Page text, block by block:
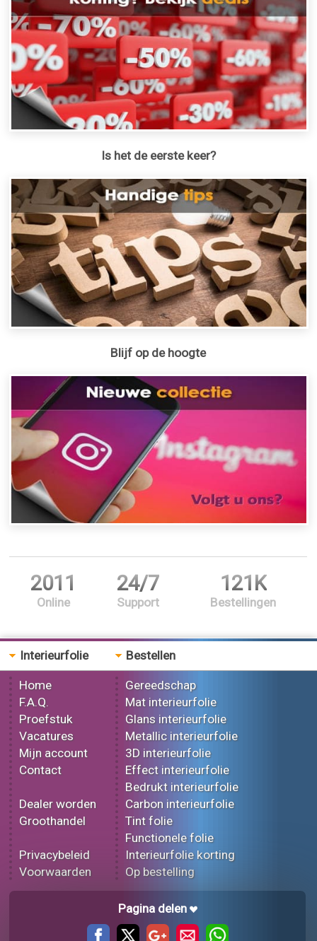
Is het de eerste keer?
Blijf op de hoogte
2011
Online
24/7
Support
121K
Bestellingen
Interieurfolie
Home
F.A.Q.
Proefstuk
Vacatures
Mijn account
Contact
Dealer worden
Groothandel
Privacybeleid
Voorwaarden
Bestellen
Gereedschap
Mat interieurfolie
Glans interieurfolie
Metallic interieurfolie
3D interieurfolie
Effect interieurfolie
Bedrukt interieurfolie
Carbon interieurfolie
Tint folie
Functionele folie
Interieurfolie korting
Op bestelling
Pagina delen